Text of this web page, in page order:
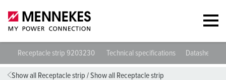
Receptacle strip 9203230 Technical specifications Datasheets
Show all Receptacle strip /Show all Receptacle strip